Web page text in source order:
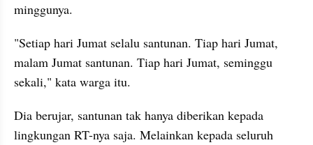
minggunya.
"Setiap hari Jumat selalu santunan. Tiap hari Jumat,
malam Jumat santunan. Tiap hari Jumat, seminggu
sekali," kata warga itu.
Dia berujar, santunan tak hanya diberikan kepada
lingkungan RT-nya saja. Melainkan kepada seluruh